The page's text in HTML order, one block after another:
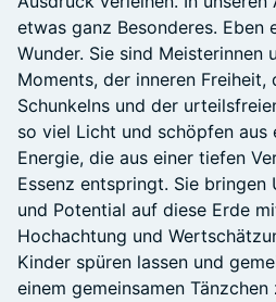
etwas ganz Besonderes. Eben
Wunder. Sie sind Meisterinnen
Moments, der inneren
Schunkelns und der
so viel Licht und schöpfen aus
Energie, die aus einer tiefen
Essenz entspringt. Sie bringen
und Potential auf diese Erde
Hochachtung und
Kinder spüren lassen und
einem gemeinsamen Tänzchen